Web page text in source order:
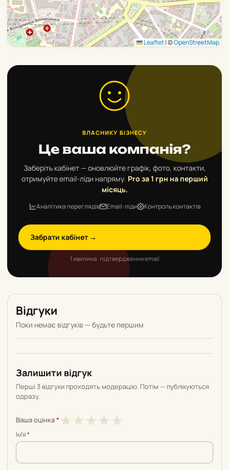
Leaflet|©OpenStreetMap
ВЛАСНИКУ БІЗНЕСУ
Це ваша компанія?
Заберіть кабінет — оновлюйте графік, фото, контакти,
отримуйте email-ліди напряму. Pro за 1 грн на перший
місяць.
Аналітика переглядів Email-ліди Контроль контактів
Забрати кабінет →
1 хвилина · підтвердження email
Відгуки
Поки немає відгуків — будьте першим
Залишити відгук
Перші 3 відгуки проходять модерацію. Потім — публікуються
одразу.
Ваша оцінка* ★
5
★4
5
★3
5
★2
5
★1
5
Імʼя*